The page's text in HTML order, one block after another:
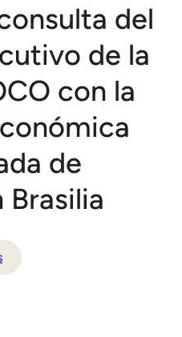
del
de la
con la
de
Brasilia